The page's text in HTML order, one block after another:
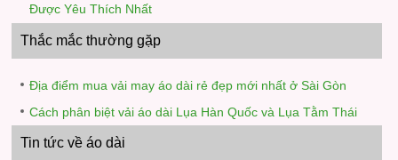
Được Yêu Thích Nhất
Thắc mắc thường gặp
Địa điểm mua vải may áo dài rẻ đẹp mới nhất ở Sài Gòn
Cách phân biệt vải áo dài Lụa Hàn Quốc và Lụa Tằm Thái
Tin tức về áo dài